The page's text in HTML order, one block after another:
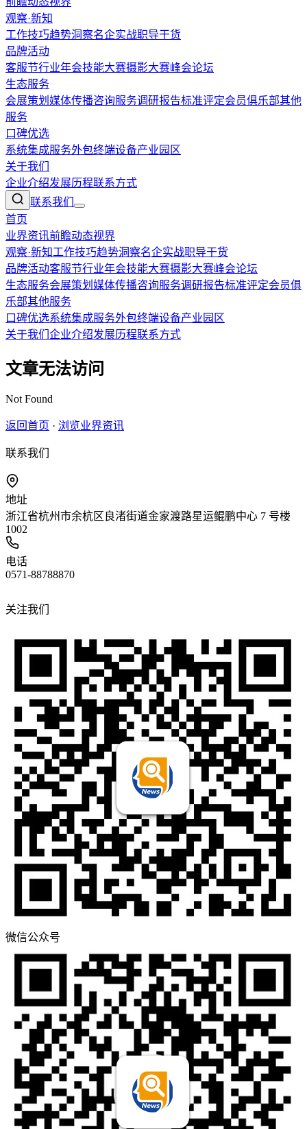
观察·新知
工作技巧趋势洞察名企实战职导干货
品牌活动
客服节行业年会技能大赛摄影大赛峰会论坛
生态服务
会展策划 媒体传播咨询服务调研报告标准评定会员俱乐部其他
服务
口碑优选
系统集成服务外包终端设备产业园区
关于我们
企业介绍发展历程联系方式
联系我们
首页
业界资讯前瞻动态视界
观察·新知工作技巧趋势洞察名企实战职导干货
品牌活动客服节行业年会技能大赛摄影大赛峰会论坛
生态服务会展策划 媒体传播咨询服务调研报告标准评定会员俱
乐部其他服务
口碑优选系统集成服务外包终端设备产业园区
关于我们 企业介绍发展历程联系方式
文章无法访问
Not Found
返回首页 · 浏览业界资讯
联系我们
地址
浙江省杭州市余杭区良渚街道金家渡路星运鲲鹏中心 7 号楼
1002
电话
0571-88788870
关注我们
微信公众号